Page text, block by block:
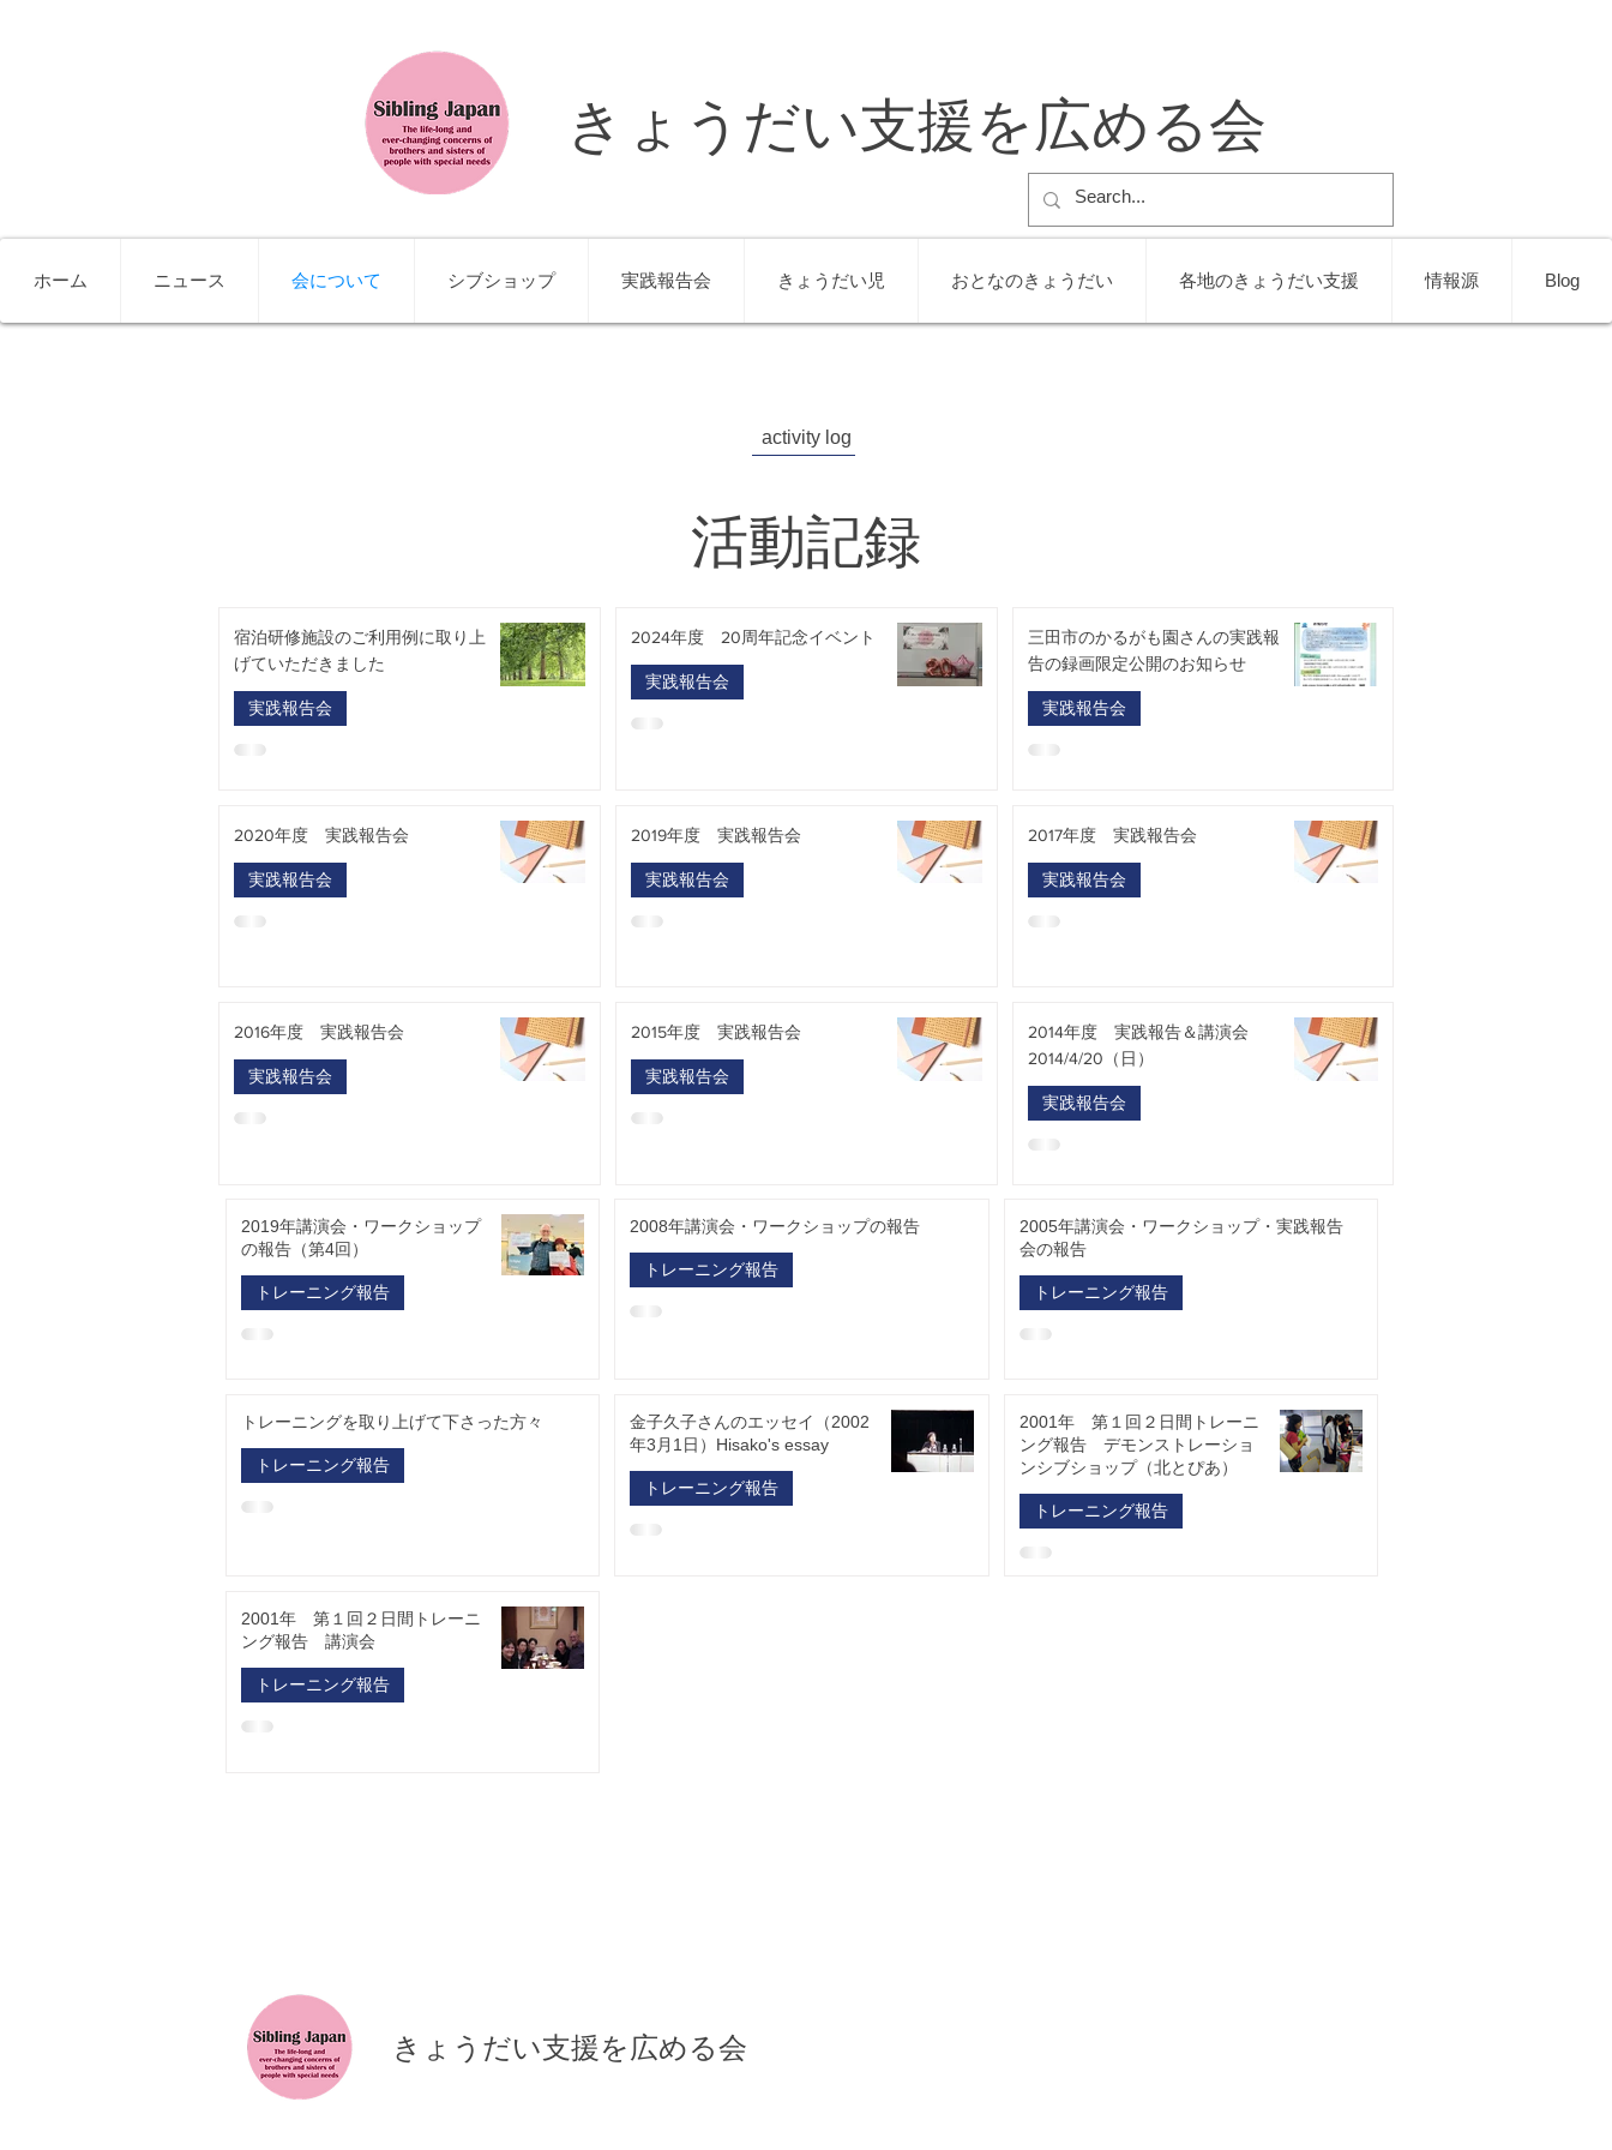
きょうだい支援を広める会
ホーム ニュース 会について シブショップ 実践報告会 きょうだい児 おとなのきょうだい 各地のきょうだい支援 情報源 Blog
activity log
​活動記録
宿泊研修施設のご利用例に取り上
げていただきました
実践報告会
2024年度 20周年記念イベント
実践報告会
三田市のかるがも園さんの実践報
告の録画限定公開のお知らせ
実践報告会
2020年度 実践報告会
実践報告会
2019年度 実践報告会
実践報告会
2017年度 実践報告会
実践報告会
2016年度 実践報告会
実践報告会
2015年度 実践報告会
実践報告会
2014年度 実践報告＆講演会
2014/4/20（日）
実践報告会
2019年講演会・ワークショップ
の報告（第4回）
トレーニング報告
2008年講演会・ワークショップの報告
トレーニング報告
2005年講演会・ワークショップ・実践報告
会の報告
トレーニング報告
トレーニングを取り上げて下さった方々
トレーニング報告
金子久子さんのエッセイ（2002
年3月1日）Hisako's essay
トレーニング報告
2001年 第１回２日間トレーニ
ング報告 デモンストレーショ
ンシブショップ（北とぴあ）
トレーニング報告
2001年 第１回２日間トレーニ
ング報告 講演会
トレーニング報告
​きょうだい支援を広める会